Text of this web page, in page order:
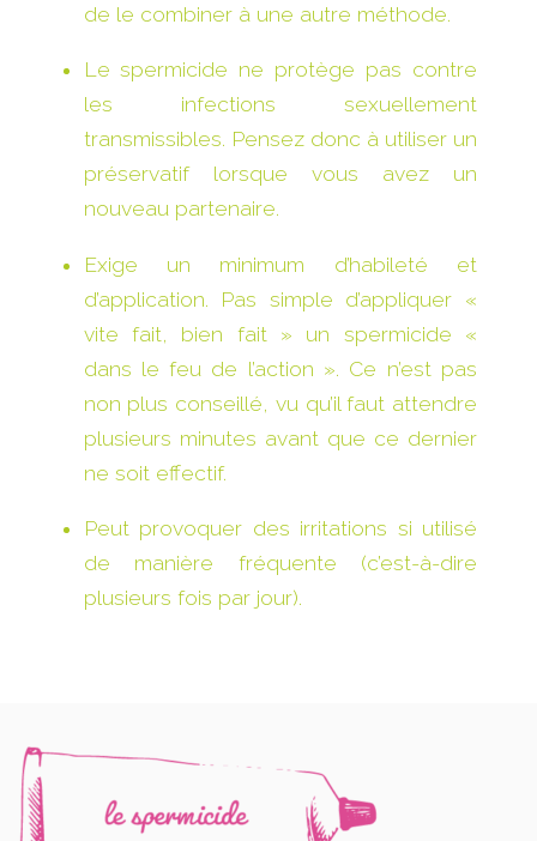
de le combiner à une autre méthode.
Le spermicide ne protège pas contre
les infections sexuellement
transmissibles. Pensez donc à utiliser un
préservatif lorsque vous avez un
nouveau partenaire.
Exige un minimum d’habileté et
d’application. Pas simple d’appliquer «
vite fait, bien fait » un spermicide «
dans le feu de l’action ». Ce n’est pas
non plus conseillé, vu qu’il faut attendre
plusieurs minutes avant que ce dernier
ne soit effectif.
Peut provoquer des irritations si utilisé
de manière fréquente (c’est-à-dire
plusieurs fois par jour).